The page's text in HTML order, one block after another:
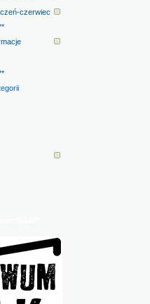
czerwiec